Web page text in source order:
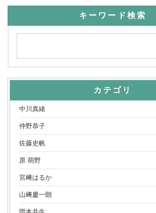
キーワード検索
カテゴリ
中川真緒
仲野恭子
佐藤史帆
原 萌野
宮﨑はるか
山﨑慶一朗